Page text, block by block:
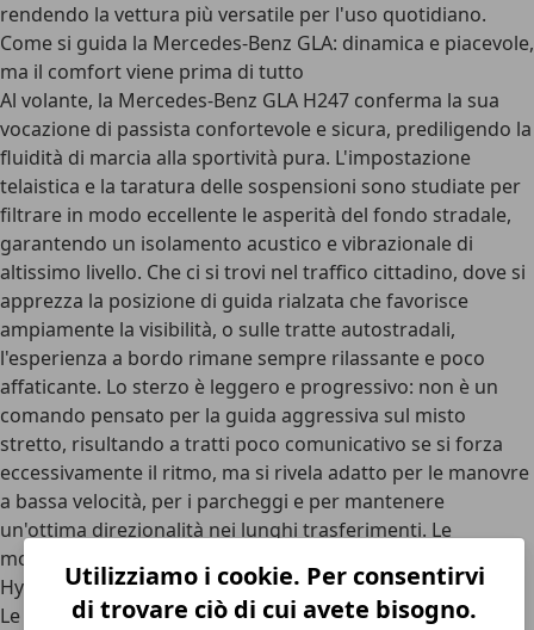
Utilizziamo i cookie. Per consentirvi
di trovare ciò di cui avete bisogno.
rendendo la vettura più versatile per l'uso quotidiano.
Come si guida la Mercedes-Benz GLA: dinamica e piacevole,
ma il comfort viene prima di tutto
Al volante, la Mercedes-Benz GLA H247 conferma la sua
vocazione di passista confortevole e sicura, prediligendo la
fluidità di marcia alla sportività pura. L'impostazione
telaistica e la taratura delle sospensioni sono studiate per
filtrare in modo eccellente le asperità del fondo stradale,
garantendo un isolamento acustico e vibrazionale di
altissimo livello. Che ci si trovi nel traffico cittadino, dove si
apprezza la posizione di guida rialzata che favorisce
ampiamente la visibilità, o sulle tratte autostradali,
l'esperienza a bordo rimane sempre rilassante e poco
affaticante. Lo sterzo è leggero e progressivo: non è un
comando pensato per la guida aggressiva sul misto
stretto, risultando a tratti poco comunicativo se si forza
eccessivamente il ritmo, ma si rivela adatto per le manovre
a bassa velocità, per i parcheggi e per mantenere
un'ottima direzionalità nei lunghi trasferimenti. Le
motorizzazioni disponibili sono parecchie
Hybrid e “pure”, Mild Hybrid a gasolio e Plug-In Hybrid.
Le varianti Mild Hybrid a benzinasi dividono tra quelle